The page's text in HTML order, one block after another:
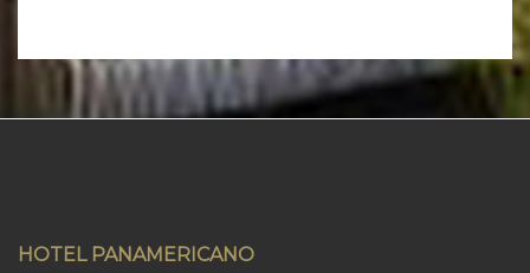
HOTEL PANAMERICANO